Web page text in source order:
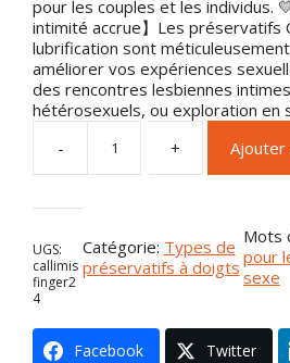
g
n
e
é
t
t
5
.
l
e
s
t
:
$
.
pour les couples et les individus.
intimité accrue】Les préservatifs
lubrification sont
améliorer vos expériences
des rencontres lesbiennes
hétérosexuels, ou exploration en
-
é
e
v
a
t
f
+ Ajouter
UGS:
callimis
finger2
4
Catégorie: Types de
préservatifs à doigts
Mots
pour
sexe
Facebook Twitter